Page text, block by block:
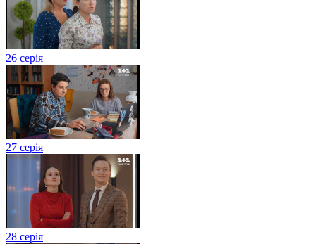
26 серія
27 серія
28 серія